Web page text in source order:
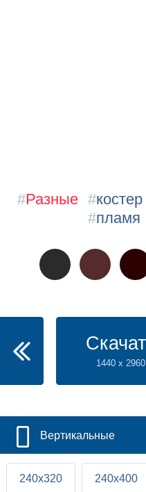
#Разные #костер
#пламя
1440 x 2960
Вертикальные
240x320 240x400